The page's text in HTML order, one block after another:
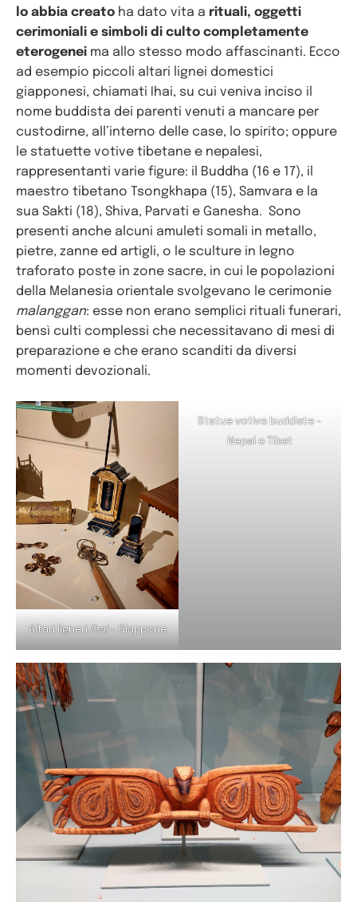
lo abbia creato ha dato vita a rituali, oggetti
cerimoniali e simboli di culto completamente
eterogenei ma allo stesso modo affascinanti. Ecco
ad esempio piccoli altari lignei domestici
giapponesi, chiamati Ihai, su cui veniva inciso il
nome buddista dei parenti venuti a mancare per
custodirne, all’interno delle case, lo spirito; oppure
le statuette votive tibetane e nepalesi,
rappresentanti varie figure: il Buddha (16 e 17), il
maestro tibetano Tsongkhapa (15), Samvara e la
sua Sakti (18), Shiva, Parvati e Ganesha. Sono
presenti anche alcuni amuleti somali in metallo,
pietre, zanne ed artigli, o le sculture in legno
traforato poste in zone sacre, in cui le popolazioni
della Melanesia orientale svolgevano le cerimonie
malanggan: esse non erano semplici rituali funerari,
bensì culti complessi che necessitavano di mesi di
preparazione e che erano scanditi da diversi
momenti devozionali.
Altari ligneri Ihai– Giappone
Statue votive buddiste –
Nepal e Tibet